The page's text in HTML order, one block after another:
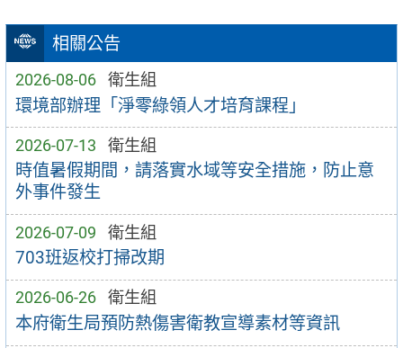
相關公告
2026-08-06 衛生組
環境部辦理「淨零綠領人才培育課程」
2026-07-13 衛生組
時值暑假期間，請落實水域等安全措施，防止意
外事件發生
2026-07-09 衛生組
703班返校打掃改期
2026-06-26 衛生組
本府衛生局預防熱傷害衛教宣導素材等資訊